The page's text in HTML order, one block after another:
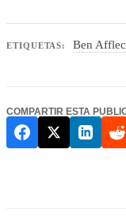
ETIQUETAS: Ben
COMPARTIR ESTA